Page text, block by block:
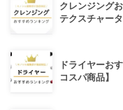
クレンジング
テクスチャー
ドライヤーお
コスパ商品】